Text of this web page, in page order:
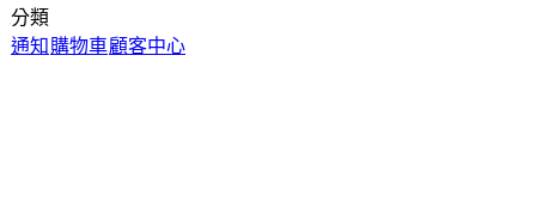
分類
通知 購物車顧客中心